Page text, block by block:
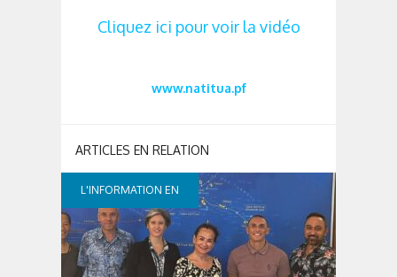
Cliquez ici pour voir la vidéo
www.natitua.pf
L'INFORMATION EN
CONTINUE